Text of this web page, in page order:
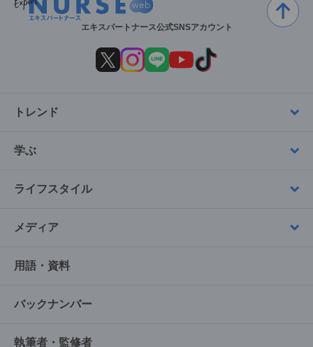
エキスパートナース公式SNSアカウント
トレンド
学ぶ
ライフスタイル
メディア
用語・資料
バックナンバー
執筆者・監修者